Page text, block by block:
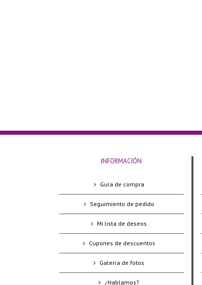
INFORMACIÓN
Guía de compra
Seguimiento de pedido
Mi lista de deseos
Cupones de descuentos
Galería de fotos
¿Hablamos?